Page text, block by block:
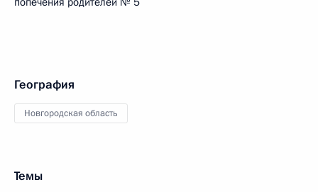
География
Новгородская область
Темы